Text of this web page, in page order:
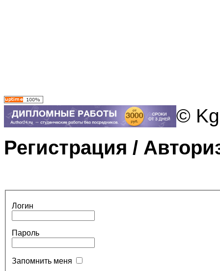
©
Регистрация /
Логин
Пароль
Запомнить меня